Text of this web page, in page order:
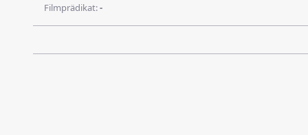
Filmprädikat:-